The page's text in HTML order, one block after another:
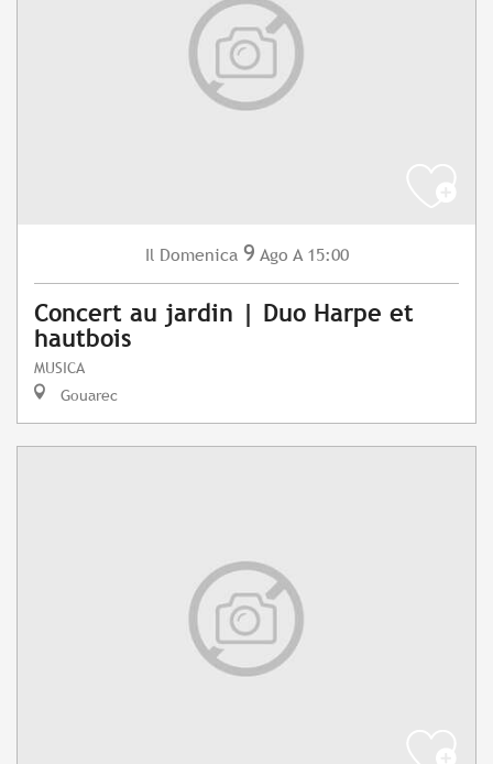
Il Domenica 9 Ago A 15:00
Concert au jardin | Duo Harpe et
hautbois
MUSICA
Gouarec